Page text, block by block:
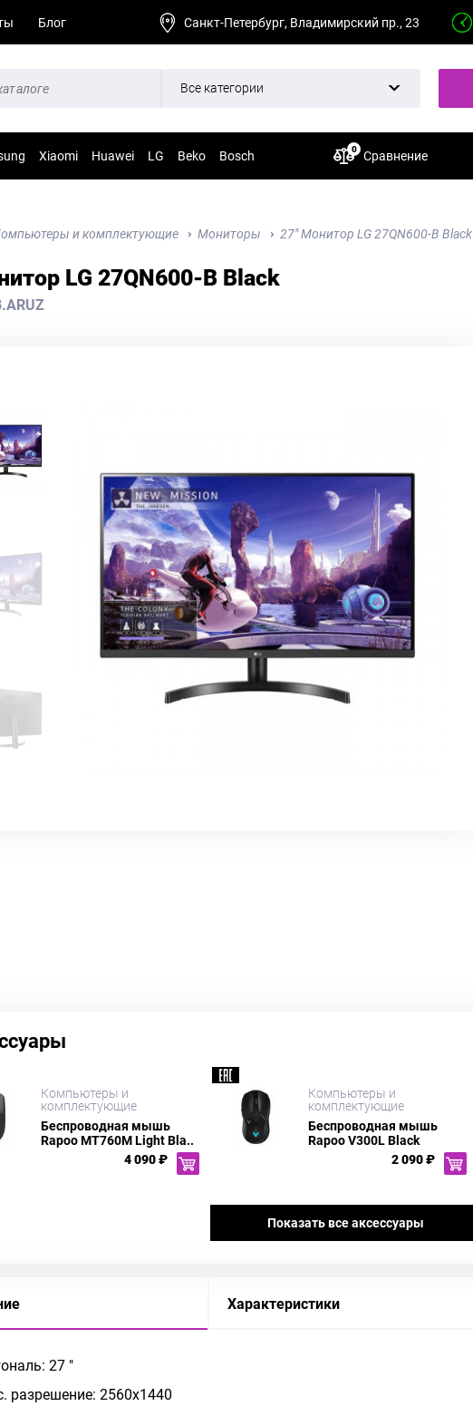
Блог Санкт-Петербург, Владимирский пр., 23
Все категории
Xiaomi Huawei LG Beko Bosch Сравнение
0
и комплектующие Мониторы 27" Монитор LG 27QN600-B Black
LG 27QN600-B Black
Компьютеры и
комплектующие
Беспроводная мышь
Rapoo MT760M Light Bla..
4 090 ₽
Компьютеры и
комплектующие
Беспроводная мышь
Rapoo V300L Black
2 090 ₽
Показать все аксессуары
Характеристики
27 "
разрешение: 2560x1440